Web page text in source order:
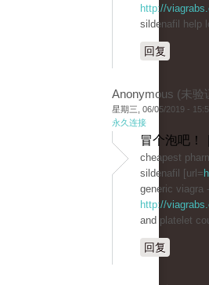
http://
sildenafil help
回复
Anonymous (未验
星期三, 06/05/2019 -
永久连接
冒个泡吧！
cheapest
sildenafil [url=
generic viagra -
http://
and platelet
回复